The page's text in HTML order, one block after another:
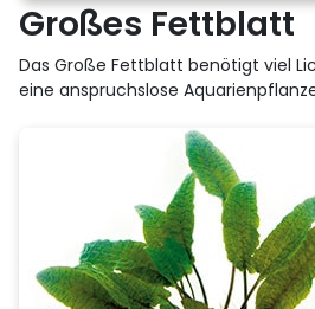
Großes Fettblatt
Das Große Fettblatt benötigt viel
eine anspruchslose